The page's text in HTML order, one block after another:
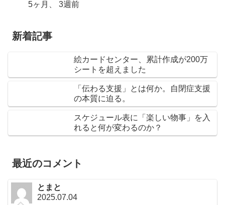
5ヶ月、 3週前
新着記事
絵カードセンター、累計作成が200万
シートを超えました
「伝わる支援」とは何か。自閉症支援
の本質に迫る。
スケジュール表に「楽しい物事」を入
れると何が変わるのか？
最近のコメント
とまと
2025.07.04